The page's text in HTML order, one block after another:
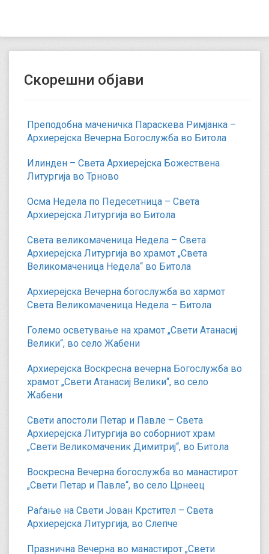
Скорешни објави
Преподобна маченичка Параскева Римјанка –
Архиерејска Вечерна Богослужба во Битола
Илинден – Света Архиерејска Божествена
Литургија во Трново
Осма Недела по Педесетница – Света
Архиерејска Литургија во Битола
Света великомаченица Недела – Света
Архиерејска Литургија во храмот „Света
Великомаченица Недела“ во Битола
Архиерејска Вечерна богослужба во хармот
Света Великомаченица Недела – Битола
Големо осветување на храмот „Свети Атанасиј
Велики“, во село Жабени
Архиерејска Воскресна вечерна Богослужба во
храмот „Свети Атанасиј Велики“, во село
Жабени
Свети апостоли Петар и Павле – Света
Архиерејска Литургија во соборниот храм
„Свети Великомаченик Димитриј“, во Битола
Воскресна Вечерна богослужба во манастирот
„Свети Петар и Павле“, во село Црнеец
Раѓање на Свети Јован Крстител – Света
Архиерејска Литургија, во Слепче
Празнична Вечерна во манастирот „Свети